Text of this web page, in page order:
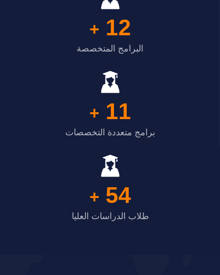
12
+
البرامج المتخصصة
11
+
برامج متعددة التخصصات
54
+
طلاب الدراسات العليا